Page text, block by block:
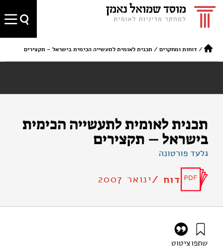
/דוחות ומחקרים / תכנית לאומית לתעשייה הכימית בישראל – תקצירים
תכנית לאומית לתעשייה הכימית
בישראל – תקצירים
גלעד פורטונה
דוח /ינואר 2007
שתפוציטוט